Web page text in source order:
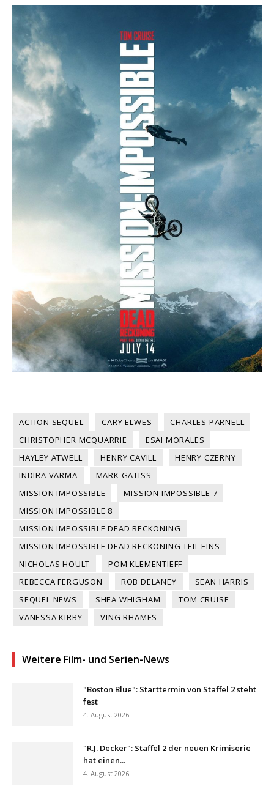
ACTION SEQUEL CARY ELWES
CHARLES PARNELL
CHRISTOPHER MCQUARRIE
ESAI MORALES
HAYLEY ATWELL
HENRY CAVILL
HENRY CZERNY
INDIRA VARMA
MARK GATISS
MISSION IMPOSSIBLE
MISSION IMPOSSIBLE 7
MISSION IMPOSSIBLE 8
MISSION IMPOSSIBLE DEAD RECKONING
MISSION IMPOSSIBLE DEAD RECKONING TEIL EINS
NICHOLAS HOULT
POM KLEMENTIEFF
REBECCA FERGUSON
ROB DELANEY
SEAN HARRIS
SEQUEL NEWS
SHEA WHIGHAM
TOM CRUISE
VANESSA KIRBY
VING RHAMES
Weitere Film- und Serien-News
"Boston Blue": Starttermin von Staffel 2 steht
fest
4. August 2026
"R.J. Decker": Staffel 2 der neuen Krimiserie
hat einen...
4. August 2026